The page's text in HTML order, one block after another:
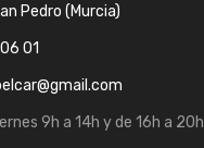
Pedro (Murcia)
01
9h a 14h y de 16h a 20h